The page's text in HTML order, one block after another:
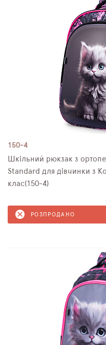
150-4
Шкільний рюкзак з
Standard для дівчинки з Котиком 38х30х18 см в 1
клас(150-4)
РОЗПРОДАНО